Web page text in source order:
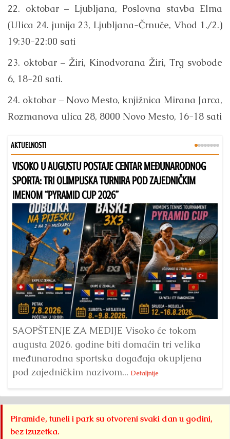
22. oktobar – Ljubljana, Poslovna stavba Elma
(Ulica 24. junija 23, Ljubljana-Črnuče, Vhod 1./2.)
19:30-22:00 sati
23. oktobar – Žiri, Kinodvorana Žiri, Trg svobode
6, 18-20 sati.
24. oktobar – Novo Mesto, knjižnica Mirana Jarca,
Rozmanova ulica 28, 8000 Novo Mesto, 16-18 sati
AKTUELNOSTI
VISOKO U AUGUSTU POSTAJE CENTAR MEĐUNARODNOG
SPORTA: TRI OLIMPIJSKA TURNIRA POD ZAJEDNIČKIM
IMENOM “PYRAMID CUP 2026”
SAOPŠTENJE ZA MEDIJE Visoko će tokom
augusta 2026. godine biti domaćin tri velika
međunarodna sportska događaja okupljena
pod zajedničkim nazivom... Detaljnije
Piramide, tuneli i park su otvoreni svaki dan u godini,
bez izuzetka.